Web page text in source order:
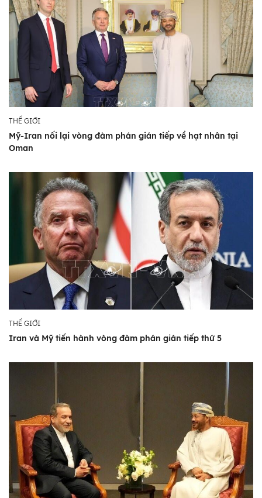
THẾ GIỚI
Mỹ-Iran nối lại vòng đàm phán gián tiếp về hạt nhân tại
Oman
THẾ GIỚI
Iran và Mỹ tiến hành vòng đàm phán gián tiếp thứ 5